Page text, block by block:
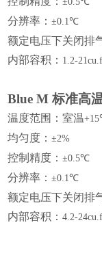
分辨率：±0.1℃
额定电压下关闭排
内部容积： 1.2-
Blue M标准高
温度范围：室温
均匀度：±2%
控制精度：±0.5℃
分辨率：±0.1℃
额定电压下关闭排
内部容积：4.2-